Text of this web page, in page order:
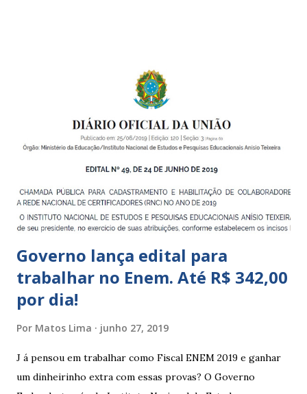
crianças de zero a 3 anos e 11 meses; – EMEIs - Escolas
Municipais de Educação Infantil, que atendem crianças de 4
a 5 anos e 11 meses; – CEMEI - Centro Municipal de
Educação Infantil, que recebe crianças de zero a 5 anos e 11
Indígena, e trabalham com cri...
Governo lança edital para
trabalhar no Enem. Até R$ 342,00
por dia!
Por Matos Lima junho 27, 2019
J á pensou em trabalhar como Fiscal ENEM 2019 e ganhar
um dinheirinho extra com essas provas? O Governo